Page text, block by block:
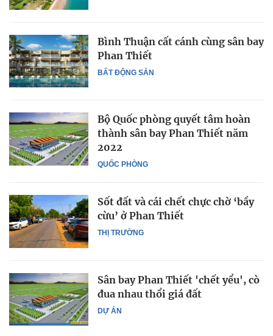
BẤT ĐỘNG SẢN
Bình Thuận cất cánh cùng sân bay
Phan Thiết
QUỐC PHÒNG
Bộ Quốc phòng quyết tâm hoàn
thành sân bay Phan Thiết năm
2022
THỊ TRƯỜNG
Sốt đất và cái chết chực chờ ‘bầy
cừu’ ở Phan Thiết
DỰ ÁN
Sân bay Phan Thiết 'chết yểu', cò
đua nhau thổi giá đất